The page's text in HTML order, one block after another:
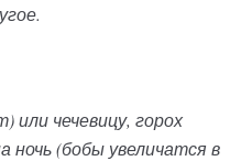
чечевицу, горох
ночь (бобы увеличатся в